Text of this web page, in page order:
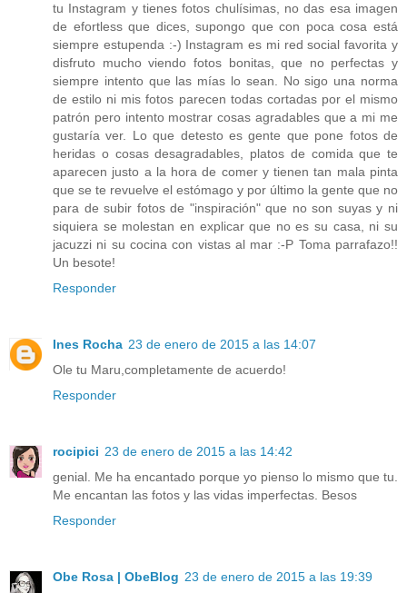
tu Instagram y tienes fotos chulísimas, no das esa imagen
de efortless que dices, supongo que con poca cosa está
siempre estupenda :-) Instagram es mi red social favorita y
disfruto mucho viendo fotos bonitas, que no perfectas y
siempre intento que las mías lo sean. No sigo una norma
de estilo ni mis fotos parecen todas cortadas por el mismo
patrón pero intento mostrar cosas agradables que a mi me
gustaría ver. Lo que detesto es gente que pone fotos de
heridas o cosas desagradables, platos de comida que te
aparecen justo a la hora de comer y tienen tan mala pinta
que se te revuelve el estómago y por último la gente que no
para de subir fotos de "inspiración" que no son suyas y ni
siquiera se molestan en explicar que no es su casa, ni su
jacuzzi ni su cocina con vistas al mar :-P Toma parrafazo!!
Un besote!
Responder
Ines Rocha 23 de enero de 2015 a las 14:07
Ole tu Maru,completamente de acuerdo!
Responder
rocipici 23 de enero de 2015 a las 14:42
genial. Me ha encantado porque yo pienso lo mismo que tu.
Me encantan las fotos y las vidas imperfectas. Besos
Responder
Obe Rosa | ObeBlog 23 de enero de 2015 a las 19:39